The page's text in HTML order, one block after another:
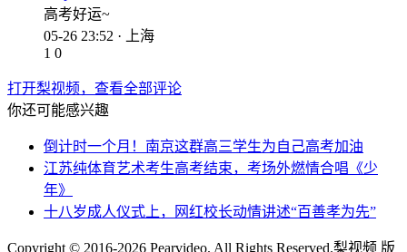
高考好运~
05-26 23:52 · 上海
1 0
打开梨视频，查看全部评论
你还可能感兴趣
倒计时一个月！南京这群高三学生为自己高考加油
江苏纯体育艺术考生高考结束，考场外燃情合唱《少
年》
十八岁成人仪式上，网红校长动情讲述“百善孝为先”
Copyright © 2016-2026 Pearvideo. All Rights Reserved.梨视频 版